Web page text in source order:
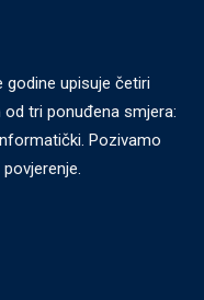
godine upisuje četiri
od tri ponuđena smjera:
Pozivamo